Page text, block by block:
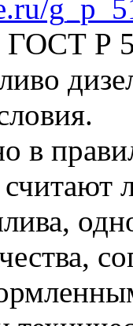
ГОСТ Р
в